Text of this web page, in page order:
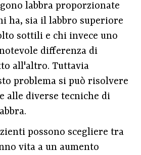
labbra proporzionate
ha, sia il labbro superiore
sottili e chi invece uno
differenza di
all'altro. Tuttavia
problema si può risolvere
alle diverse tecniche di
possono scegliere tra
vita a un aumento